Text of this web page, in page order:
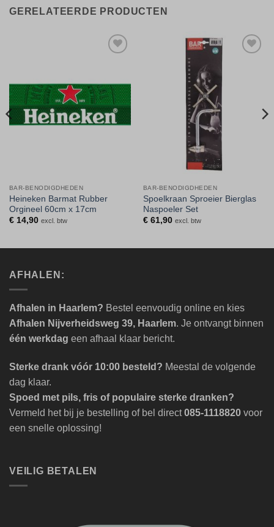
GERELATEERDE PRODUCTEN
BAR-BENODIGDHEDEN
Heineken Barmat Rubber
Orgineel 60cm x 17cm
€14,90 excl. btw
BAR-BENODIGDHEDEN
Spoelkraan Sproeier Bierglas
Naspoeler Set
€61,90 excl. btw
AFHALEN:
Afhalen in Haarlem? Bestel eenvoudig online en kies
Afhalen Nijverheidsweg 39, Haarlem. Je ontvangt binnen
één werkdag een afhaal klaar bericht.
Sterke drank vóór 10:00 besteld? Meestal de volgende
dag klaar.
Spoed met pils, fris of populaire sterke dranken?
Vermeld het bij je bestelling of bel direct085-1118820 voor
een snelle oplossing!
VEILIG BETALEN